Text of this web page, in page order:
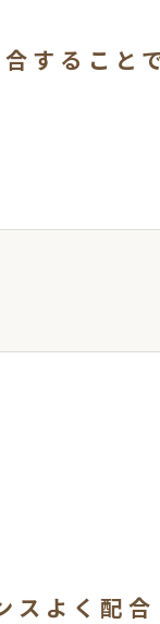
すること
スよく配合